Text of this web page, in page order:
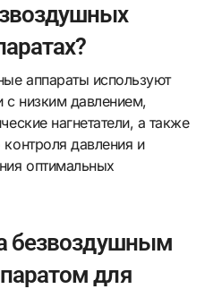
аппараты используют
с низким давлением,
нагнетатели, а также
давления и
оптимальных
безвоздушным
для